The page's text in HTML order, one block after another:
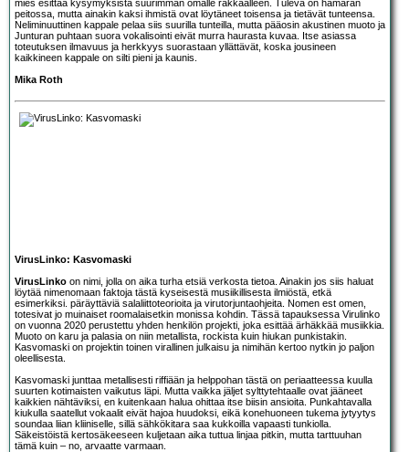
mies esittää kysymyksistä suurimman omalle rakkaalleen. Tuleva on hämärän
peitossa, mutta ainakin kaksi ihmistä ovat löytäneet toisensa ja tietävät tunteensa.
Neliminuuttinen kappale pelaa siis suurilla tunteilla, mutta pääosin akustinen muoto ja
Junturan puhtaan suora vokalisointi eivät murra haurasta kuvaa. Itse asiassa
toteutuksen ilmavuus ja herkkyys suorastaan yllättävät, koska jousineen
kaikkineen kappale on silti pieni ja kaunis.
Mika Roth
VirusLinko: Kasvomaski
VirusLinko on nimi, jolla on aika turha etsiä verkosta tietoa. Ainakin jos siis haluat
löytää nimenomaan faktoja tästä kyseisestä musiikillisesta ilmiöstä, etkä
esimerkiksi. päräyttäviä salaliittoteorioita ja virutorjuntaohjeita. Nomen est omen,
totesivat jo muinaiset roomalaisetkin monissa kohdin. Tässä tapauksessa Virulinko
on vuonna 2020 perustettu yhden henkilön projekti, joka esittää ärhäkkää musiikkia.
Muoto on karu ja palasia on niin metallista, rockista kuin hiukan punkistakin.
Kasvomaski on projektin toinen virallinen julkaisu ja nimihän kertoo nytkin jo paljon
oleellisesta.
Kasvomaski junttaa metallisesti riffiään ja helppohan tästä on periaatteessa kuulla
suurten kotimaisten vaikutus läpi. Mutta vaikka jäljet sylttytehtaalle ovat jääneet
kaikkien nähtäviksi, en kuitenkaan halua ohittaa itse biisin ansioita. Punkahtavalla
kiukulla saatellut vokaalit eivät hajoa huudoksi, eikä konehuoneen tukema jytyytys
soundaa liian kliiniselle, sillä sähkökitara saa kukkoilla vapaasti tunkiolla.
Säkeistöistä kertosäkeeseen kuljetaan aika tuttua linjaa pitkin, mutta tarttuuhan
tämä kuin – no, arvaatte varmaan.